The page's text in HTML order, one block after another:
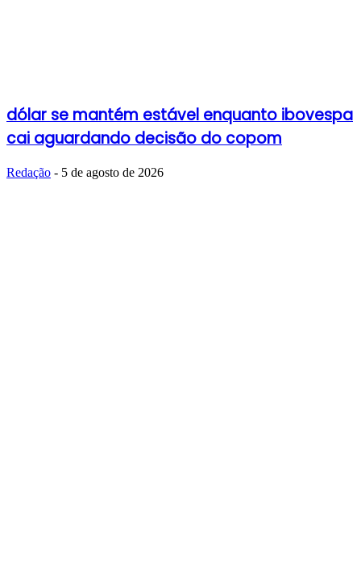
dólar se mantém estável enquanto ibovespa
cai aguardando decisão do copom
Redação - 5 de agosto de 2026